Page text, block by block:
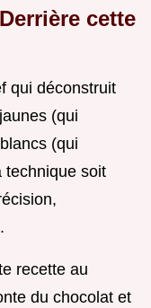
cette
qui déconstruit
(qui
(qui
technique soit
recette au
du chocolat et